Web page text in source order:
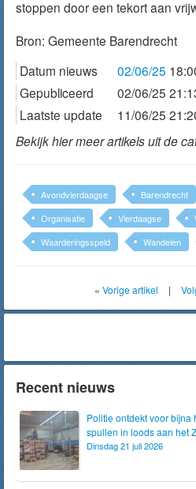
stoppen door een tekort aan
Bron: Gemeente Barendrecht
Datum nieuws
02/06/25
Gepubliceerd
02/06/25
Laatste update
11/06/25
Bekijk hier meer artikels uit de
Avondvierdaagse Barendrecht
Organisatie
Vierdaagse
Waarderingsspeld
Wandelen
« Vorige artikel |
Recent nieuws
Politie ontdekt voor
spullen in loods aan het
Dinsdag 21 juli 2026